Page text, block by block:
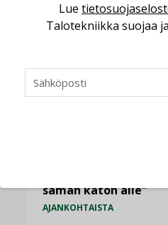
LUETUIMMAT
saman katon alle”
AJANKOHTAISTA
Lue
Talotekniikka suojaa